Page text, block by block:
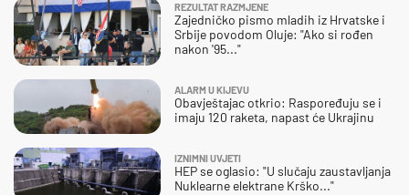
REZULTAT RAZMJENE
Zajedničko pismo mladih iz Hrvatske i
Srbije povodom Oluje: "Ako si rođen
nakon '95..."
ALARM U KIJEVU
Obavještajac otkrio: Raspoređuju se i
imaju 120 raketa, napast će Ukrajinu
IZNIMNI UVJETI
HEP se oglasio: "U slučaju zaustavljanja
Nuklearne elektrane Krško..."